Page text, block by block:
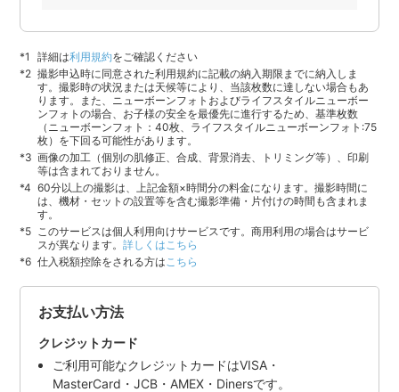
詳細は利用規約をご確認ください
撮影申込時に同意された利用規約に記載の納入期限までに納入しま
す。撮影時の状況または天候等により、当該枚数に達しない場合もあ
ります。また、ニューボーンフォトおよびライフスタイルニューボー
ンフォトの場合、お子様の安全を最優先に進行するため、基準枚数
（ニューボーンフォト：40枚、ライフスタイルニューボーンフォト:75
枚）を下回る可能性があります。
画像の加工（個別の肌修正、合成、背景消去、トリミング等）、印刷
等は含まれておりません。
60分以上の撮影は、上記金額×時間分の料金になります。撮影時間に
は、機材・セットの設置等を含む撮影準備・片付けの時間も含まれま
す。
このサービスは個人利用向けサービスです。商用利用の場合はサービ
スが異なります。詳しくはこちら
仕入税額控除をされる方は こちら
お支払い方法
クレジットカード
ご利用可能なクレジットカードはVISA・
MasterCard・JCB・AMEX・Dinersです。